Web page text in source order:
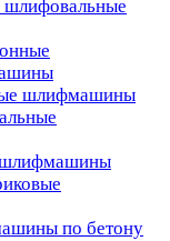
шлифмашины
шлифмашины
по бетону